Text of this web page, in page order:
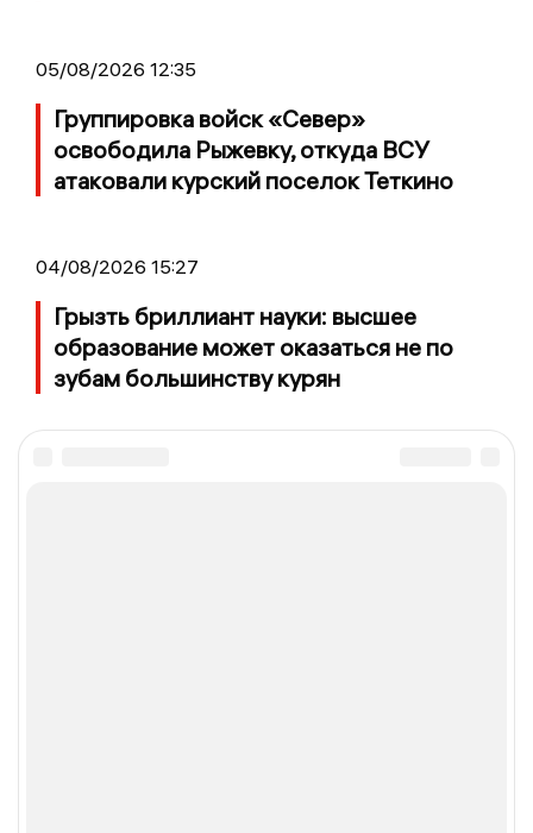
05/08/2026 12:35
Группировка войск «Север»
освободила Рыжевку, откуда ВСУ
атаковали курский поселок Теткино
04/08/2026 15:27
Грызть бриллиант науки: высшее
образование может оказаться не по
зубам большинству курян